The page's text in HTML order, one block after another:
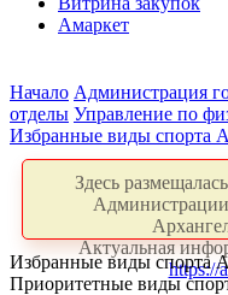
Амаркет
Начало Администрация
отделы Управление по
Избранные виды спорта
Здесь
Администрации
Актуальная
https://
Избранные виды спорта
Приоритетные виды